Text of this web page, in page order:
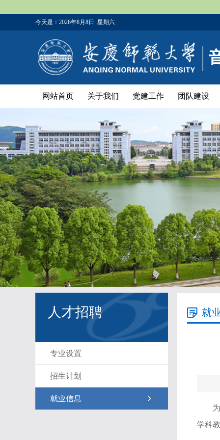
今天是： 2026年8月8日 星期六
网站首页 关于我们 党建工作 团队建设
人才招聘
专业设置
招生计划
就业信息
就
学科